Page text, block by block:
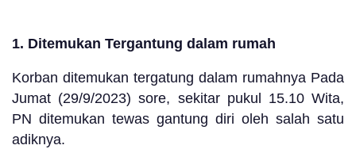
1. Ditemukan Tergantung dalam rumah
Korban ditemukan tergatung dalam rumahnya Pada
Jumat (29/9/2023) sore, sekitar pukul 15.10 Wita,
PN ditemukan tewas gantung diri oleh salah satu
adiknya.